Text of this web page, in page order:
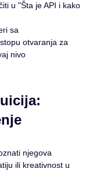
u "Šta je API i kako
sa
otvaranja za
nivo
njegova
ili kreativnost u